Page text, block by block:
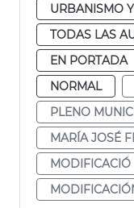
URBANISMO
TODAS LAS
EN PORTADA
NORMAL
PLENO
MARÍA JOSÉ
MODIFICACIÓ